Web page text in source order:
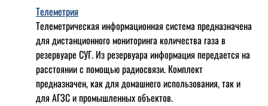
Телеметрия
Телеметрическая информационная система предназначена
для дистанционного мониторинга количества газа в
резервуаре СУГ. Из резервуара информация передается на
расстоянии с помощью радиосвязи. Комплект
предназначен, как для домашнего использования, так и
для АГЗС и промышленных объектов.